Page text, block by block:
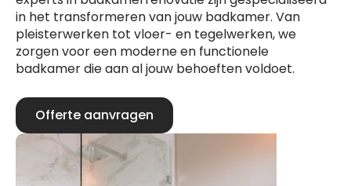
in het transformeren van jouw badkamer. Van
pleisterwerken tot vloer- en tegelwerken, we
zorgen voor een moderne en functionele
badkamer die aan al jouw behoeften voldoet.
Offerte aanvragen